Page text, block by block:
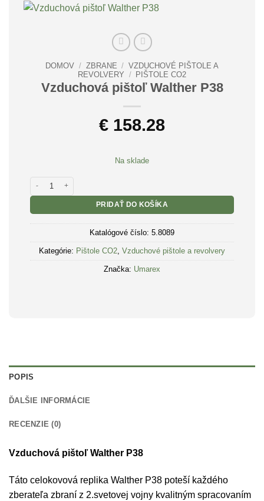
DOMOV / ZBRANE / VZDUCHOVÉ PIŠTOLE A
REVOLVERY / PIŠTOLE CO2
Vzduchová pištoľ Walther P38
€ 158.28
Na sklade
množstvo Vzduchová pištoľ Walther P38
PRIDAŤ DO KOŠÍKA
Katalógové číslo: 5.8089
Kategórie: Pištole CO2, Vzduchové pištole a revolvery
Značka: Umarex
POPIS
ĎALŠIE INFORMÁCIE
RECENZIE (0)
Vzduchová pištoľ Walther P38
Táto celokovová replika Walther P38 poteší každého
zberateľa zbraní z 2.svetovej vojny kvalitným spracovaním